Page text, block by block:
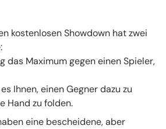
kostenlosen Showdown hat zwei
das Maximum gegen einen Spieler,
Ihnen, einen Gegner dazu zu
Hand zu folden.
eine bescheidene, aber